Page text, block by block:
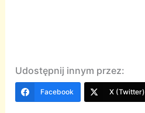
Udostępnij innym przez:
Facebook X (Twitter)